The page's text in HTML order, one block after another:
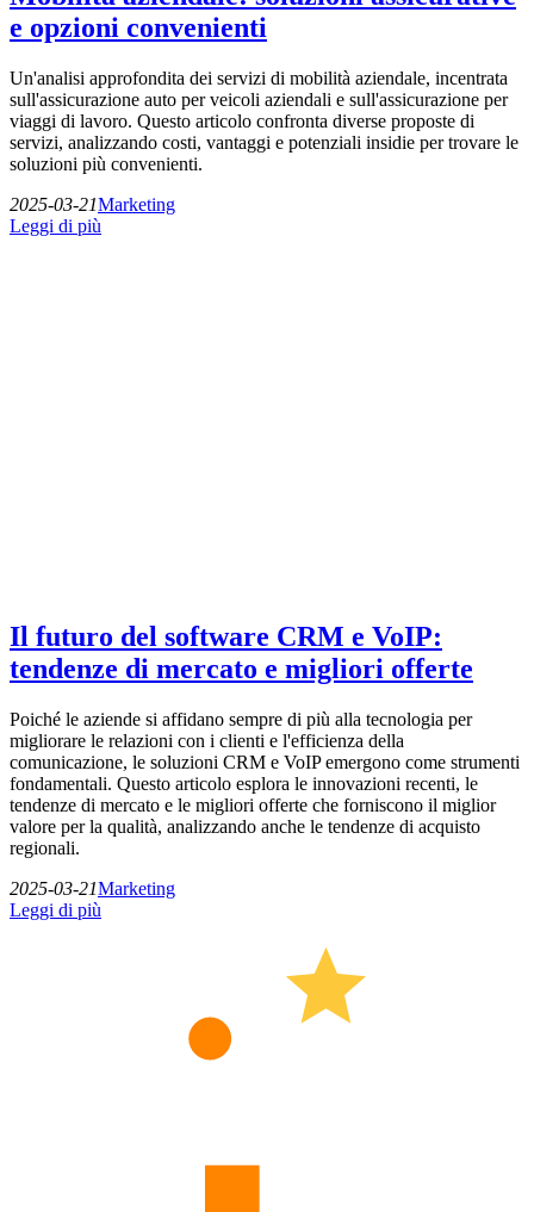
e opzioni convenienti
Un'analisi approfondita dei servizi di mobilità aziendale, incentrata
sull'assicurazione auto per veicoli aziendali e sull'assicurazione per
viaggi di lavoro. Questo articolo confronta diverse proposte di
servizi, analizzando costi, vantaggi e potenziali insidie per trovare le
soluzioni più convenienti.
2025-03-21Marketing
Leggi di più
Il futuro del software CRM e VoIP:
tendenze di mercato e migliori offerte
Poiché le aziende si affidano sempre di più alla tecnologia per
migliorare le relazioni con i clienti e l'efficienza della
comunicazione, le soluzioni CRM e VoIP emergono come strumenti
fondamentali. Questo articolo esplora le innovazioni recenti, le
tendenze di mercato e le migliori offerte che forniscono il miglior
valore per la qualità, analizzando anche le tendenze di acquisto
regionali.
2025-03-21Marketing
Leggi di più